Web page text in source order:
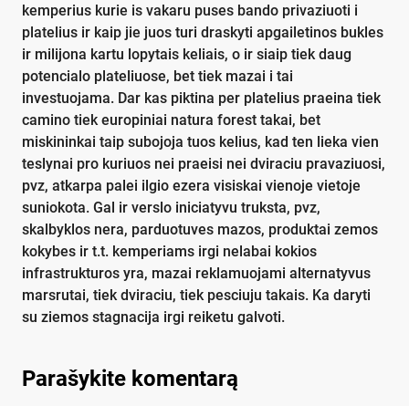
kemperius kurie is vakaru puses bando privaziuoti i
platelius ir kaip jie juos turi draskyti apgailetinos bukles
ir milijona kartu lopytais keliais, o ir siaip tiek daug
potencialo plateliuose, bet tiek mazai i tai
investuojama. Dar kas piktina per platelius praeina tiek
camino tiek europiniai natura forest takai, bet
miskininkai taip subojoja tuos kelius, kad ten lieka vien
teslynai pro kuriuos nei praeisi nei dviraciu pravaziuosi,
pvz, atkarpa palei ilgio ezera visiskai vienoje vietoje
suniokota. Gal ir verslo iniciatyvu truksta, pvz,
skalbyklos nera, parduotuves mazos, produktai zemos
kokybes ir t.t. kemperiams irgi nelabai kokios
infrastrukturos yra, mazai reklamuojami alternatyvus
marsrutai, tiek dviraciu, tiek pesciuju takais. Ka daryti
su ziemos stagnacija irgi reiketu galvoti.
Parašykite komentarą